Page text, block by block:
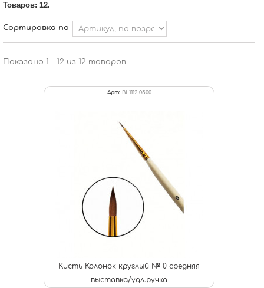
Товаров: 12.
Сортировка по
Показано 1 - 12 из 12 товаров
Арт: BL1112 0500
Кисть Колонок круглый № 0 средняя
выставка/удл.ручка